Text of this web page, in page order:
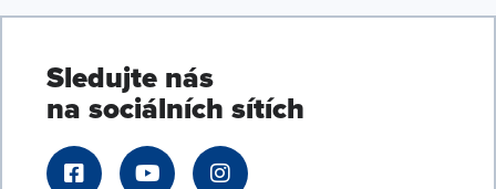
Sledujte nás
na sociálních sítích